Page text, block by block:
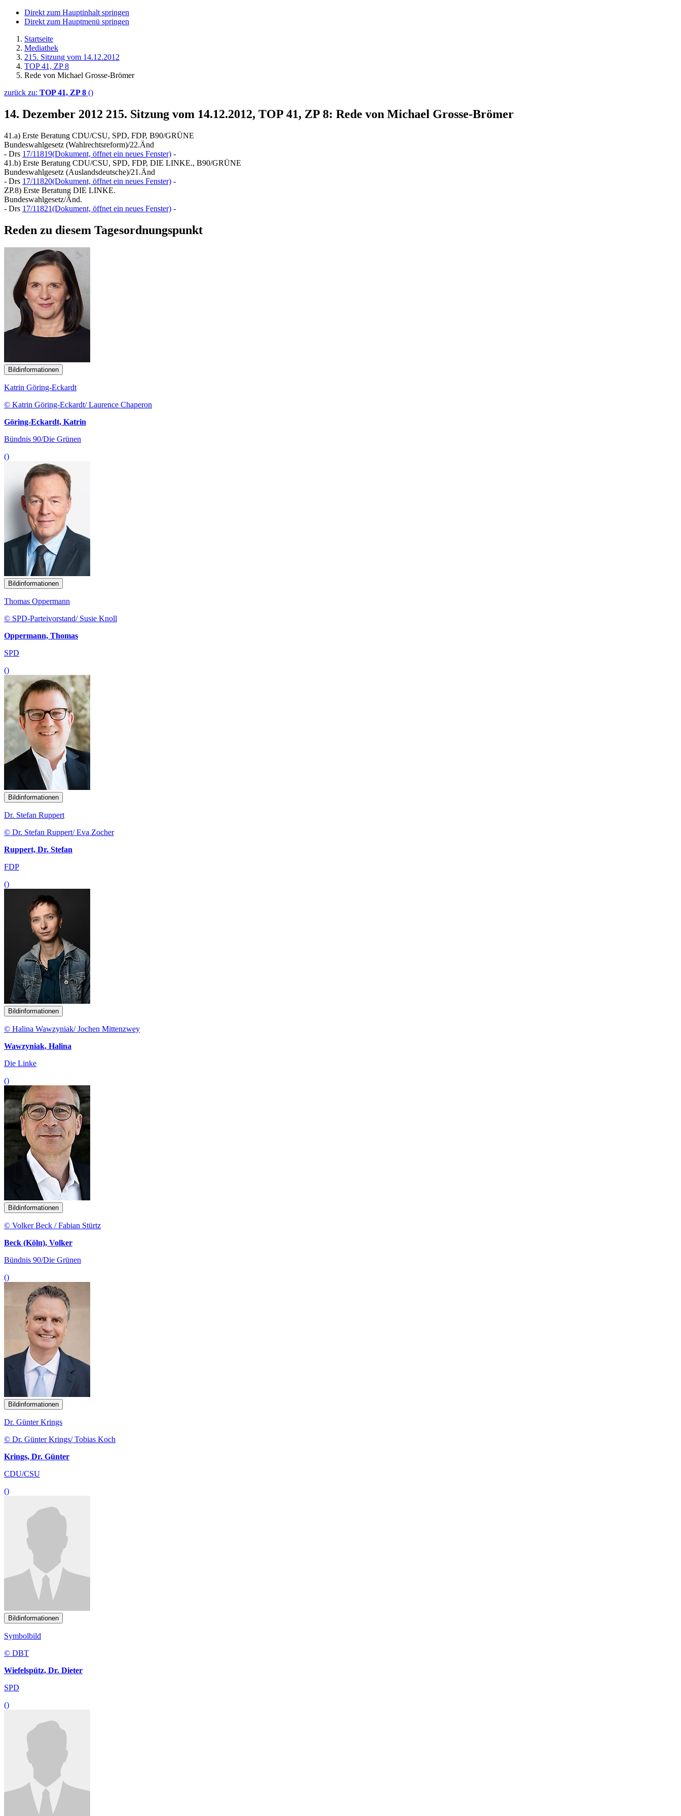
Direkt zum Hauptinhalt springen
Direkt zum Hauptmenü springen
Startseite
Mediathek
215. Sitzung vom 14.12.2012
TOP 41, ZP 8
Rede von Michael Grosse-Brömer
zurück zu: TOP 41, ZP 8 ()
14. Dezember 2012 215. Sitzung vom 14.12.2012, TOP 41, ZP 8: Rede von Michael Grosse-Brömer
41.a) Erste Beratung CDU/CSU, SPD, FDP, B90/GRÜNE
Bundeswahlgesetz (Wahlrechtsreform)/22.Änd
- Drs 17/11819(Dokument, öffnet ein neues Fenster) -
41.b) Erste Beratung CDU/CSU, SPD, FDP, DIE LINKE., B90/GRÜNE
Bundeswahlgesetz (Auslandsdeutsche)/21.Änd
- Drs 17/11820(Dokument, öffnet ein neues Fenster) -
ZP.8) Erste Beratung DIE LINKE.
Bundeswahlgesetz/Änd.
- Drs 17/11821(Dokument, öffnet ein neues Fenster) -
Reden zu diesem Tagesordnungspunkt
Bildinformationen
Katrin Göring-Eckardt
© Katrin Göring-Eckardt/ Laurence Chaperon
Göring-Eckardt, Katrin
Bündnis 90/Die Grünen
()
Bildinformationen
Thomas Oppermann
© SPD-Parteivorstand/ Susie Knoll
Oppermann, Thomas
SPD
()
Bildinformationen
Dr. Stefan Ruppert
© Dr. Stefan Ruppert/ Eva Zocher
Ruppert, Dr. Stefan
FDP
()
Bildinformationen
© Halina Wawzyniak/ Jochen Mittenzwey
Wawzyniak, Halina
Die Linke
()
Bildinformationen
© Volker Beck / Fabian Stürtz
Beck (Köln), Volker
Bündnis 90/Die Grünen
()
Bildinformationen
Dr. Günter Krings
© Dr. Günter Krings/ Tobias Koch
Krings, Dr. Günter
CDU/CSU
()
Bildinformationen
Symbolbild
© DBT
Wiefelspütz, Dr. Dieter
SPD
()